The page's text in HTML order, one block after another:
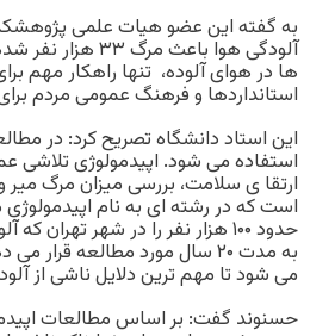
آلودگی هوا
ها در هوای آلوده، تنها راهکار مهم
استانداردها و فرهنگ عمومی مردم
این استاد دانشگاه تصریح کرد: در
استفاده می شود. اپیدمولوژی تلاشی
ارتقا ی سلامت، بررسی میزان مرگ میر
است که در رشته ای به نام
حدود ۱۰۰ هزار نفر را در شهر
به مدت ۲۰ سال مورد مطالعه
می شود تا مهم ترین دلایل ناشی از
حسنوند گفت: بر اساس مطالعات